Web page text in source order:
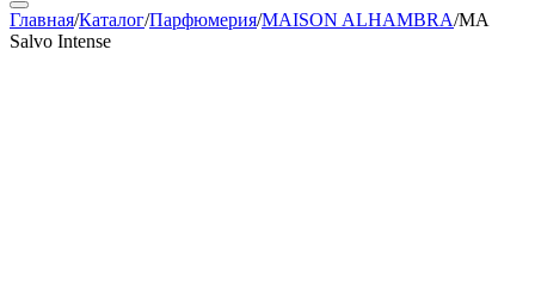
Главная/Каталог/Парфюмерия/MAISON ALHAMBRA/MA
Salvo Intense